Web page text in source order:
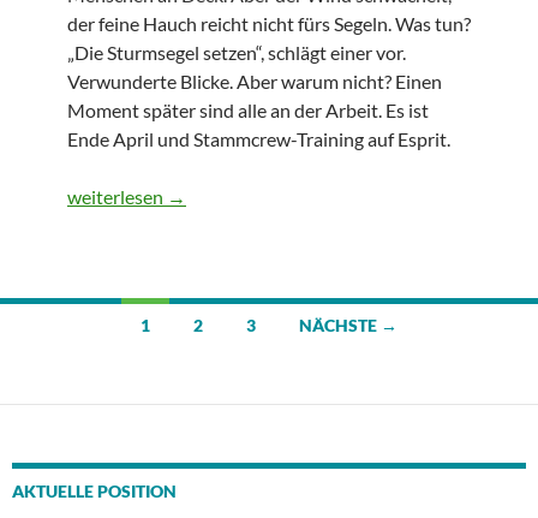
der feine Hauch reicht nicht fürs Segeln. Was tun?
„Die Sturmsegel setzen“, schlägt einer vor.
Verwunderte Blicke. Aber warum nicht? Einen
Moment später sind alle an der Arbeit. Es ist
Ende April und Stammcrew-Training auf Esprit.
Bei Flaute für den Sturm trainieren
weiterlesen →
Beitragsnavigation
1 2 3 NÄCHSTE →
AKTUELLE POSITION